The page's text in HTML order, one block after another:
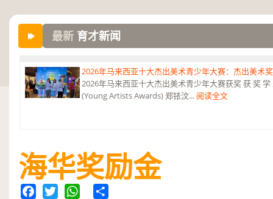
最新 育才新闻
——特优奖...阅读全文
2026年马来西亚十大杰出美术青少年大赛：杰出美术
2026年马来西亚十大杰出美术青少年大赛获奖 获 奖
(Young Artists Awards) 郑铱汶... 阅读全文
海华奖励金